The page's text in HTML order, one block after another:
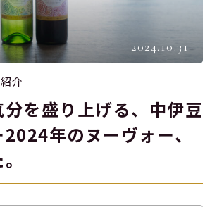
2024.10.31
介
を盛り上げる、中伊豆
年のヌーヴォー、